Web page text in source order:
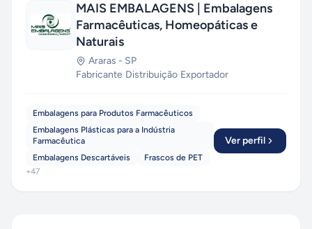
MAIS EMBALAGENS | Embalagens
Farmacêuticas, Homeopáticas e
Naturais
Araras - SP
Fabricante·Distribuição·Exportador
Embalagens para Produtos Farmacêuticos
Embalagens Plásticas para a Indústria
Farmacêutica
Embalagens Descartáveis
Frascos de PET
+47
Ver perfil